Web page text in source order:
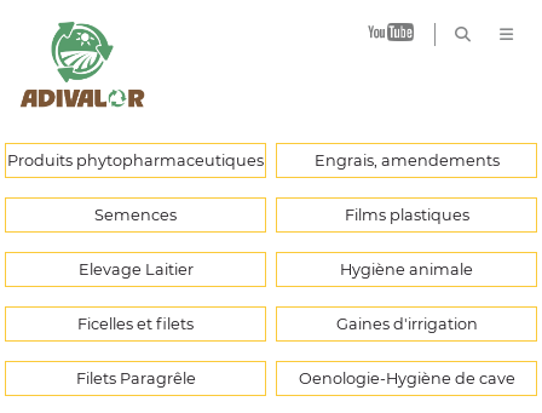
B
Produits phytopharmaceutiques Engrais, amendements
Semences Films plastiques
Elevage Laitier Hygiène animale
Ficelles et filets Gaines d'irrigation
Filets Paragrêle Oenologie-Hygiène de cave